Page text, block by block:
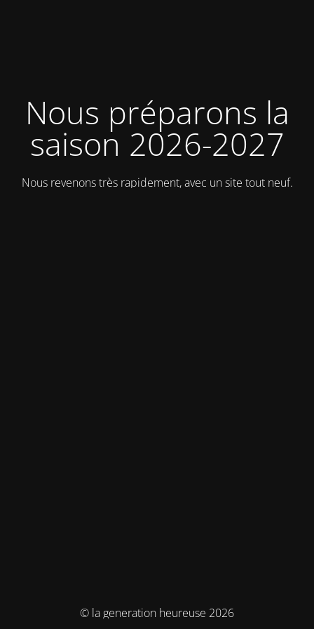
Nous préparons la
saison 2026-2027
Nous revenons très rapidement, avec un site tout neuf.
© la generation heureuse 2026